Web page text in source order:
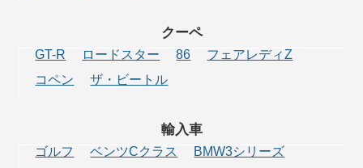
クーペ
GT-R ロードスター 86
フェアレディZ
コペン
ザ・ビートル
輸入車
ゴルフ ベンツCクラス
BMW3シリーズ